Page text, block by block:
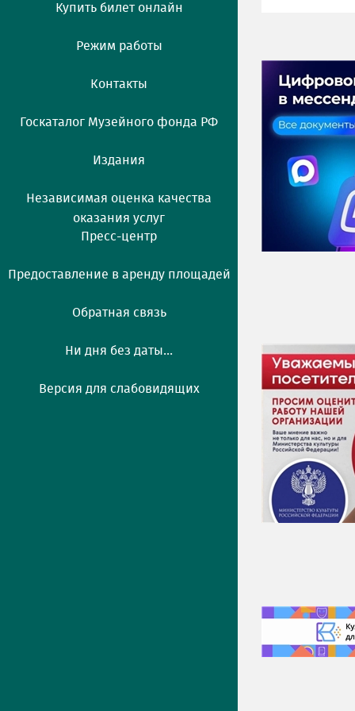
Купить билет онлайн
Режим работы
Контакты
Госкаталог Музейного фонда РФ
Издания
Независимая оценка качества
оказания услуг
Пресс-центр
Предоставление в аренду площадей
Обратная связь
Ни дня без даты...
Версия для слабовидящих